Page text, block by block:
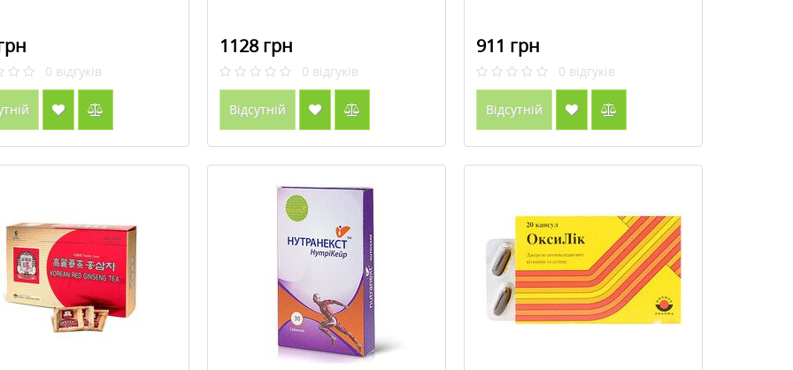
0 відгуків
1128 грн
0 відгуків
Відсутній
911 грн
0 відгуків
Відсутній